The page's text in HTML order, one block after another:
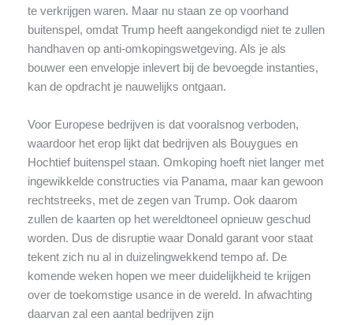
te verkrijgen waren. Maar nu staan ze op voorhand
buitenspel, omdat Trump heeft aangekondigd niet te zullen
handhaven op anti-omkopingswetgeving. Als je als
bouwer een envelopje inlevert bij de bevoegde instanties,
kan de opdracht je nauwelijks ontgaan.
Voor Europese bedrijven is dat vooralsnog verboden,
waardoor het erop lijkt dat bedrijven als Bouygues en
Hochtief buitenspel staan. Omkoping hoeft niet langer met
ingewikkelde constructies via Panama, maar kan gewoon
rechtstreeks, met de zegen van Trump. Ook daarom
zullen de kaarten op het wereldtoneel opnieuw geschud
worden. Dus de disruptie waar Donald garant voor staat
tekent zich nu al in duizelingwekkend tempo af. De
komende weken hopen we meer duidelijkheid te krijgen
over de toekomstige usance in de wereld. In afwachting
daarvan zal een aantal bedrijven zijn